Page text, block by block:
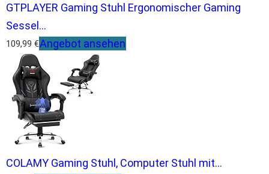
GTPLAYER Gaming Stuhl Ergonomischer Gaming
Sessel...
109,99 €Angebot ansehen
COLAMY Gaming Stuhl, Computer Stuhl mit...